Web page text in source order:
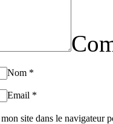
Nom *
Email *
site dans le navigateur